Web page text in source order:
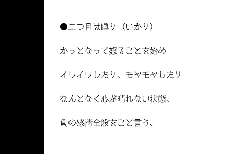
●二つ目は瞋り（いかり）
かっとなって怒ることを始め
イライラしたり、モヤモヤしたり
なんとなく心が晴れない状態、
負の感情全般をこと言う、